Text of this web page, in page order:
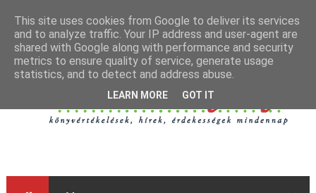
This site uses cookies from Google to deliver its services
and to analyze traffic. Your IP address and user-agent are
shared with Google along with performance and security
metrics to ensure quality of service, generate usage
statistics, and to detect and address abuse.
LEARN MORE GOT IT